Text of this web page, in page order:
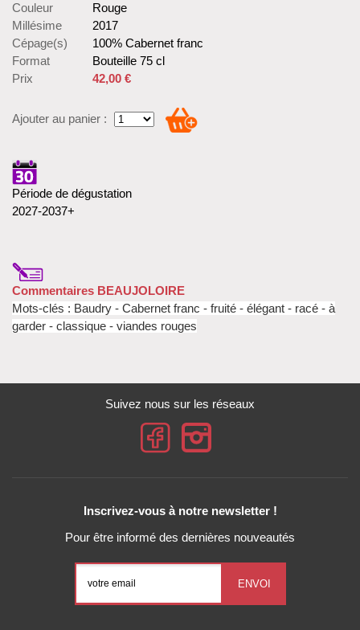
Couleur
Rouge
Millésime
2017
Cépage(s)
100% Cabernet franc
Format
Bouteille 75 cl
Prix
42,00 €
Ajouter au panier :
Période de dégustation
2027-2037+
Commentaires BEAUJOLOIRE
Mots-clés : Baudry - Cabernet franc - fruité - élégant - racé - à
garder - classique - viandes rouges
Suivez nous sur les réseaux
Inscrivez-vous à notre newsletter !
Pour être informé des dernières nouveautés